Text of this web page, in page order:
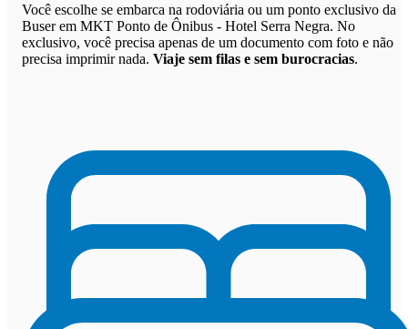
Você escolhe se embarca na rodoviária ou um ponto exclusivo da
Buser em MKT Ponto de Ônibus - Hotel Serra Negra. No
exclusivo, você precisa apenas de um documento com foto e não
precisa imprimir nada. Viaje sem filas e sem burocracias.